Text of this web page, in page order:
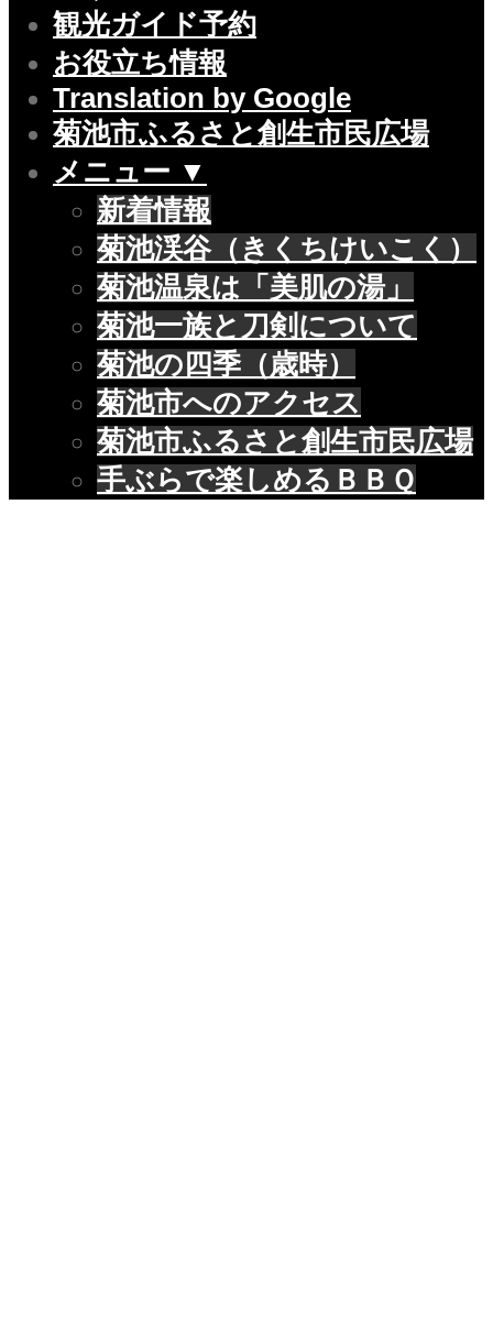
観光ガイド予約
お役立ち情報
Translation by Google
菊池市ふるさと創生市民広場
メニュー ▼
新着情報
菊池渓谷（きくちけいこく）
菊池温泉は「美肌の湯」
菊池一族と刀剣について
菊池の四季（歳時）
菊池市へのアクセス
菊池市ふるさと創生市民広場
手ぶらで楽しめるＢＢＱ